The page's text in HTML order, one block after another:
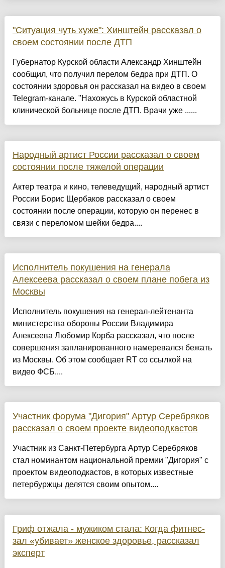
"Ситуация чуть хуже": Хинштейн рассказал о
своем состоянии после ДТП
Губернатор Курской области Александр Хинштейн
сообщил, что получил перелом бедра при ДТП. О
состоянии здоровья он рассказал на видео в своем
Telegram-канале. "Нахожусь в Курской областной
клинической больнице после ДТП. Врачи уже ......
Народный артист России рассказал о своем
состоянии после тяжелой операции
Актер театра и кино, телеведущий, народный артист
России Борис Щербаков рассказал о своем
состоянии после операции, которую он перенес в
связи с переломом шейки бедра....
Исполнитель покушения на генерала
Алексеева рассказал о своем плане побега из
Москвы
Исполнитель покушения на генерал-лейтенанта
министерства обороны России Владимира
Алексеева Любомир Корба рассказал, что после
совершения запланированного намеревался бежать
из Москвы. Об этом сообщает RT со ссылкой на
видео ФСБ....
Участник форума "Дигория" Артур Серебряков
рассказал о своем проекте видеоподкастов
Участник из Санкт-Петербурга Артур Серебряков
стал номинантом национальной премии "Дигория" с
проектом видеоподкастов, в которых известные
петербуржцы делятся своим опытом....
Гриф отжала - мужиком стала: Когда фитнес-
зал «убивает» женское здоровье, рассказал
эксперт